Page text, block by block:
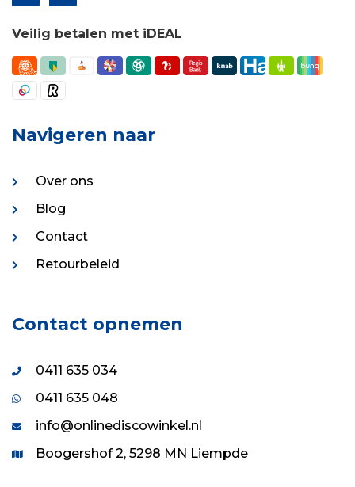
Veilig betalen met iDEAL
Navigeren naar
Over ons
Blog
Contact
Retourbeleid
Contact opnemen
0411 635 034
0411 635 048
info@onlinediscowinkel.nl
Boogershof 2, 5298 MN Liempde